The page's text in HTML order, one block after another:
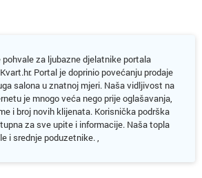
pohvale za ljubazne djelatnike portala
Portal je doprinio povećanju prodaje
salona u znatnoj mjeri. Naša vidljivost na
je mnogo veća nego prije oglašavanja,
i broj novih klijenata. Korisnička podrška
za sve upite i informacije. Naša topla
i srednje poduzetnike. ,